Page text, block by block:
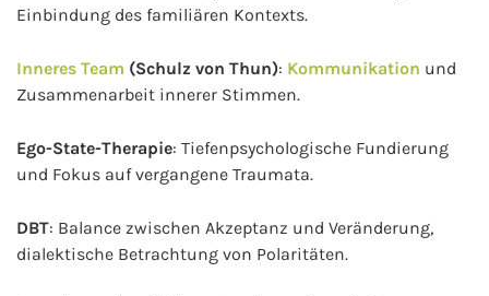
Einbindung des familiären Kontexts.
Inneres Team (Schulz von Thun): Kommunikation und
Zusammenarbeit innerer Stimmen.
Ego-State-Therapie: Tiefenpsychologische Fundierung
und Fokus auf vergangene Traumata.
DBT: Balance zwischen Akzeptanz und Veränderung,
dialektische Betrachtung von Polaritäten.